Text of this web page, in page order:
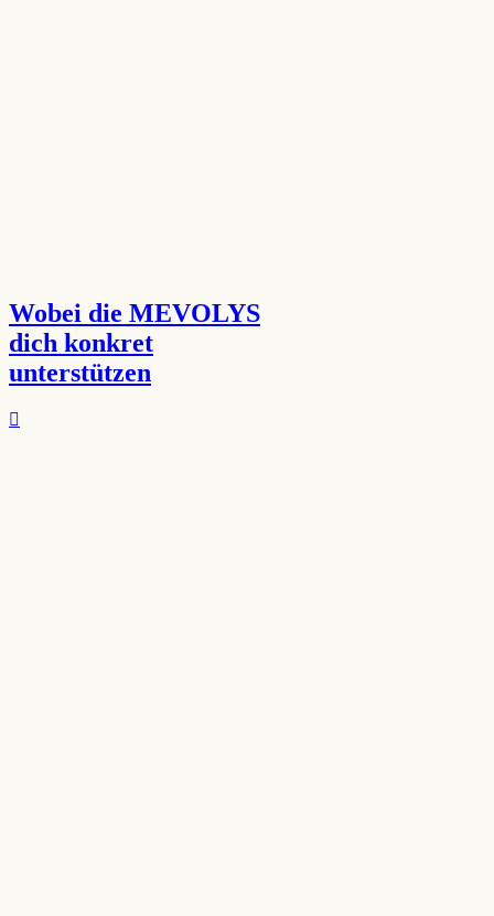
Wobei die MEVOLYS
dich konkret
unterstützen